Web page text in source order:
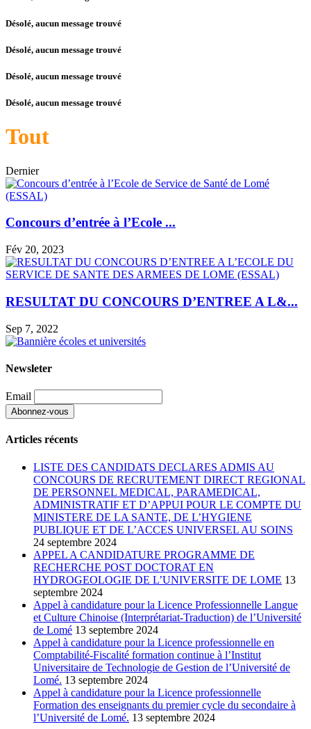
Désolé, aucun message trouvé
Désolé, aucun message trouvé
Désolé, aucun message trouvé
Désolé, aucun message trouvé
Tout
Dernier
Concours d’entrée à l’Ecole ...
Fév 20, 2023
RESULTAT DU CONCOURS D’ENTREE A L&...
Sep 7, 2022
Newsleter
Email
Articles récents
LISTE DES CANDIDATS DECLARES ADMIS AU
CONCOURS DE RECRUTEMENT DIRECT REGIONAL
DE PERSONNEL MEDICAL, PARAMEDICAL,
ADMINISTRATIF ET D’APPUI POUR LE COMPTE DU
MINISTERE DE LA SANTE, DE L’HYGIENE
PUBLIQUE ET DE L’ACCES UNIVERSEL AU SOINS
24 septembre 2024
APPEL A CANDIDATURE PROGRAMME DE
RECHERCHE POST DOCTORAT EN
HYDROGEOLOGIE DE L’UNIVERSITE DE LOME 13
septembre 2024
Appel à candidature pour la Licence Professionnelle Langue
et Culture Chinoise (Interprétariat-Traduction) de l’Université
de Lomé 13 septembre 2024
Appel à candidature pour la Licence professionnelle en
Comptabilité-Fiscalité formation continue à l’Institut
Universitaire de Technologie de Gestion de l’Université de
Lomé. 13 septembre 2024
Appel à candidature pour la Licence professionnelle
Formation des enseignants du premier cycle du secondaire à
l’Université de Lomé. 13 septembre 2024